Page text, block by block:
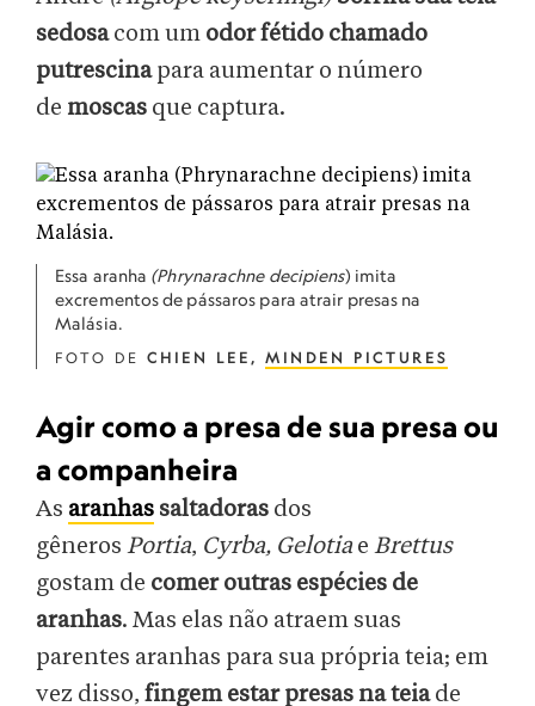
sedosacom um odor fétido chamado
putrescinapara aumentar o número
de moscas que captura.
Essa aranha (Phrynarachne decipiens) imita
excrementos de pássaros para atrair presas na
Malásia.
FOTO DE CHIEN LEE, MINDEN PICTURES
Agir como a presa de sua presa ou
a companheira
As aranhas saltadoras dos
gêneros Portia, Cyrba, Gelotia e Brettus
gostam de comer outras espécies de
aranhas. Mas elas não atraem suas
parentes aranhas para sua própria teia; em
vez disso, fingem estar presas na teiade